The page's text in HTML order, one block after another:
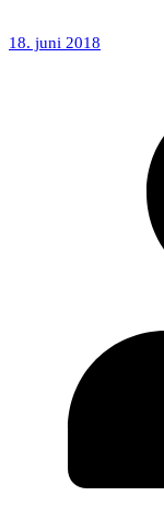
18. juni 2018